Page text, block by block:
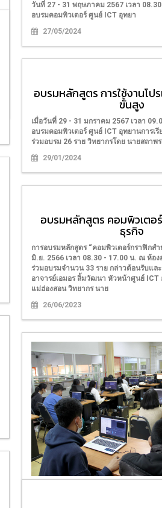
วันที่ 27 - 31 พฤษภาคม 2567 เวลา
อบรมคอมพิวเตอร์ ศูนย์ ICT อุทยา
27/05/2024
อบรมหลักสูตร การใช้งานโป
ขั้นสูง
เมื่อวันที่ 29 - 31 มกราคม 2567 เวลา
อบรมคอมพิวเตอร์ ศูนย์ ICT อุทยานการเรี
ร่วมอบรม 26 ราย วิทยากรโดย นายสถาพ
29/01/2024
อบรมหลักสูตร คอมพิวเตอ
ธุรกิจ
การอบรมหลักสูตร “คอมพิวเตอร์กราฟิกส
มิ.ย. 2566 เวลา 08.30 - 17.00 น. ณ ห้อง
ร่วมอบรมจำนวน 33 ราย กล่าวต้อนรับแล
อาจารย์เอมอร ลิ้มวัฒนา หัวหน้าศูนย์ ICT
แม่ฮ่องสอน วิทยากร นาย
26/06/2023